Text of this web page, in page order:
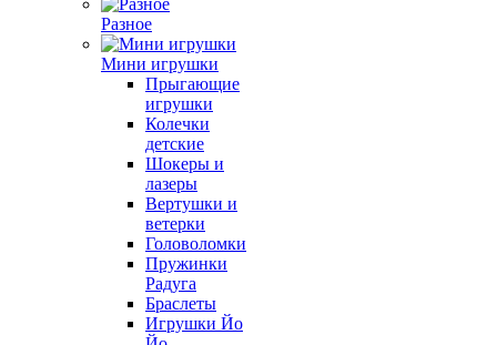
Разное
Мини игрушки
Прыгающие
игрушки
Колечки
детские
Шокеры и
лазеры
Вертушки и
ветерки
Головоломки
Пружинки
Радуга
Браслеты
Игрушки Йо